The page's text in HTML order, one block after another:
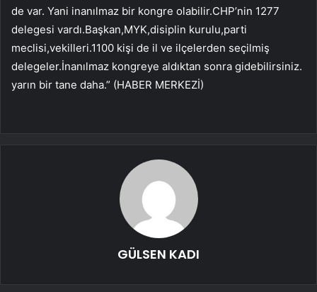
de var. Yani inanılmaz bir kongre olabilir.CHP’nin 1277
delegesi vardı.Başkan,MYK,disiplin kurulu,parti
meclisi,vekilleri.1100 kişi de il ve ilçelerden seçilmiş
delegeler.İnanılmaz kongreye aldıktan sonra gidebilirsiniz.
yarın bir tane daha.” (HABER MERKEZİ)
GÜLSEN KADI